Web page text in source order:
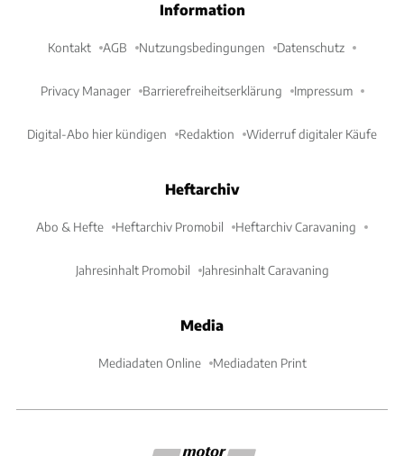
Information
Kontakt AGB Nutzungsbedingungen Datenschutz
Privacy Manager Barrierefreiheitserklärung Impressum
Digital-Abo hier kündigen Redaktion Widerruf digitaler Käufe
Heftarchiv
Abo & Hefte Heftarchiv Promobil Heftarchiv Caravaning
Jahresinhalt Promobil Jahresinhalt Caravaning
Media
Mediadaten Online Mediadaten Print